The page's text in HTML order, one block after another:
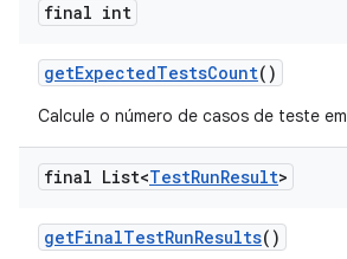
final int
getExpectedTestsCount()
Calcule o número de casos de teste em
final List<TestRunResult>
getFinalTestRunResults()